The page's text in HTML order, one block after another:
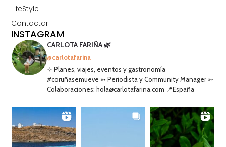
LifeStyle
Contactar
INSTAGRAM
CARLOTA FARIÑA 🌿
@carlotafarina
✧ Planes, viajes, eventos y gastronomía
#coruñasemueve ➳ Periodista y Community Manager ➳
Colaboraciones: hola@carlotafarina.com 📍España